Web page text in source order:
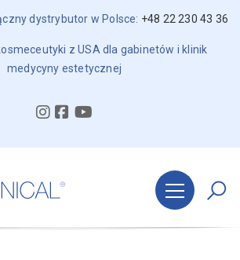
dystrybutor w Polsce: +48 22 230 43 36
z USA dla gabinetów i klinik
medycyny estetycznej